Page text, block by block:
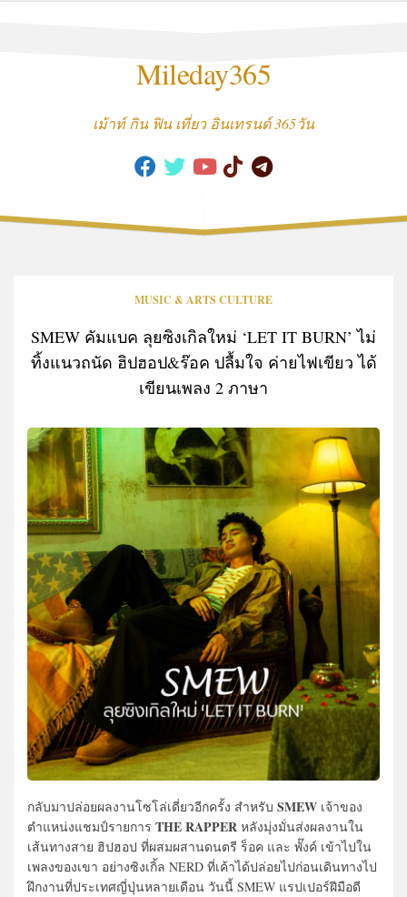
Mileday365
เม้าท์ กิน ฟิน เที่ยว อินเทรนด์ 365วัน
MUSIC & ARTS CULTURE
SMEW คัมแบค ลุยซิงเกิลใหม่ ‘LET IT BURN’ ไม่
ทิ้งแนวถนัด ฮิปฮอป&ร๊อค ปลื้มใจ ค่ายไฟเขียว ได้
เขียนเพลง 2 ภาษา
กลับมาปล่อยผลงานโซโล่เดี่ยวอีกครั้ง สำหรับ SMEW เจ้าของ
ตำแหน่งแชมป์รายการ THE RAPPER หลังมุ่งมั่นส่งผลงานใน
เส้นทางสาย ฮิปฮอป ที่ผสมผสานดนตรี ร็อค และ พั๊งค์ เข้าไปใน
เพลงของเขา อย่างซิงเกิ้ล NERD ที่เค้าได้ปล่อยไปก่อนเดินทางไป
ฝึกงานที่ประเทศญี่ปุ่นหลายเดือน วันนี้ SMEW แรปเปอร์ฝีมือดี